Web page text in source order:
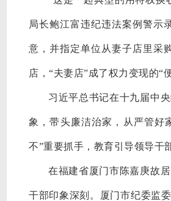
局长鲍江富违纪违法案例警示
意，并指定单位从妻子店里采
店，“夫妻店”成了权力变现的“
习近平总书记在十九届中
象，带头廉洁治家，从严管好
不”重要抓手，教育引导领导干
在福建省厦门市陈嘉庚故
干部印象深刻。厦门市纪委监